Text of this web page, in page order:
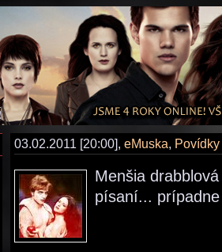
03.02.2011 [20:00], eMuska,
Menšia
písaní...